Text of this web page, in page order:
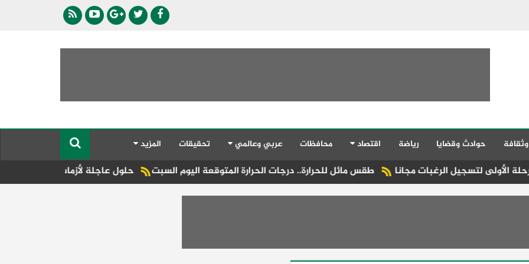
حوادث وقضايا رياضة اقتصاد محافظات عربي وعالمي تحقيقات المزيد
حلول عاجلة لأزمات الكهرباء والمياه.. تحرك طقس مائل للحرارة.. درجات الحرارة المتوقعة اليوم السبت الرغبات مجانا